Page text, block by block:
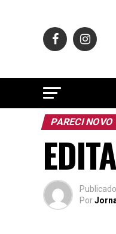
PARECI NOVO
Publicado
Por